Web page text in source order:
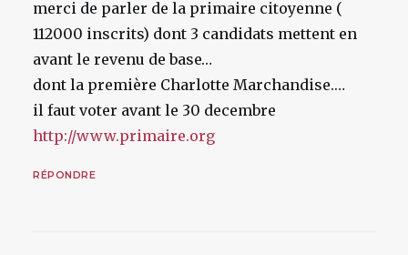
merci de parler de la primaire citoyenne (
112000 inscrits) dont 3 candidats mettent en
avant le revenu de base…
dont la première Charlotte Marchandise.…
il faut voter avant le 30 decembre
http://www.primaire.org
RÉPONDRE